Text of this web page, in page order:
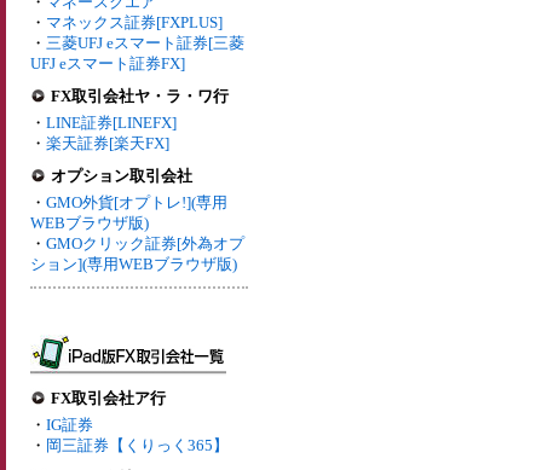
・ マネックス証券[FXPLUS]
・ 三菱UFJ eスマート証券[三菱
UFJ eスマート証券FX]
FX取引会社ヤ・ラ・ワ行
・ LINE証券[LINEFX]
・ 楽天証券[楽天FX]
オプション取引会社
・ GMO外貨[オプトレ!](専用
WEBブラウザ版)
・ GMOクリック証券[外為オプ
ション](専用WEBブラウザ版)
FX取引会社ア行
・ IG証券
・ 岡三証券【くりっく365】